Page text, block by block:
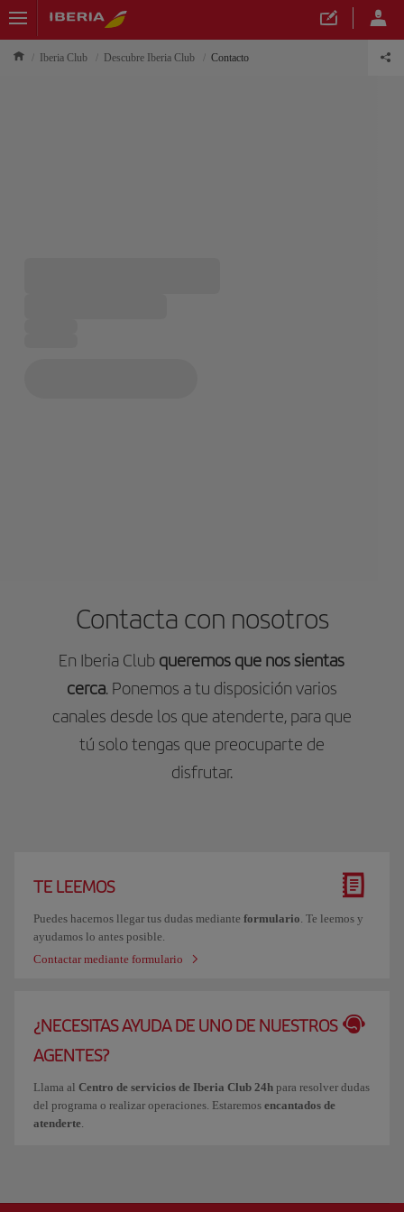
Iberia Club Descubre Iberia Club Contacto
Contacta con nosotros
En Iberia Club queremos que nos sientas
cerca. Ponemos a tu disposición varios
canales desde los que atenderte, para que
tú solo tengas que preocuparte de
disfrutar.
TE LEEMOS
Puedes hacernos llegar tus dudas mediante formulario. Te leemos y
ayudamos lo antes posible.
Contactar mediante formulario
¿NECESITAS AYUDA DE UNO DE NUESTROS
AGENTES?
Llama al Centro de servicios de Iberia Club 24h para resolver dudas
del programa o realizar operaciones. Estaremos encantados de
atenderte.